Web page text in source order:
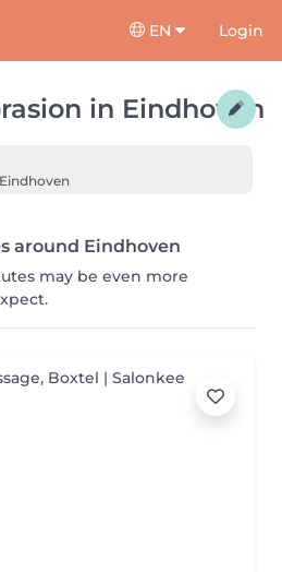
EN Login
in Eindhoven
Eindhoven
around Eindhoven
may be even more